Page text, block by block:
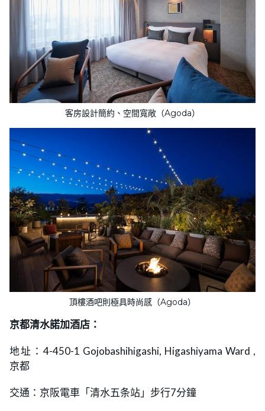
客房設計簡約、空間寬敞（Agoda）
頂樓酒吧則極具時尚感（Agoda）
京都清水諾加酒店：
地址：4-450-1 Gojobashihigashi, Higashiyama Ward ,
京都
交通：京阪電車「清水五条站」步行7分鐘